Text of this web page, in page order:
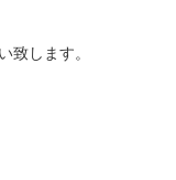
します。